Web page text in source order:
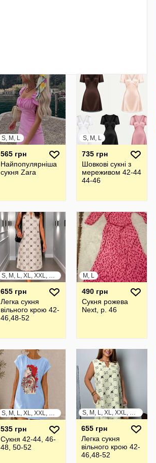
S, M, L
565 грн
Найпопулярніша
сукня Zara
S, M, L
735 грн
Шовкові сукні з
мереживом 42-44
44-46
S, M, L, XL, XXL, XXXL
655 грн
Легка сукня
вільного крою 42-
46,48-52
M, L
490 грн
Сукня рожева
Next, р. 46
S, M, L, XL, XXL, XXXL
535 грн
Сукня 42-44, 46-
48, 50-52
S, M, L, XL, XXL, XXXL
655 грн
Легка сукня
вільного крою 42-
46,48-52